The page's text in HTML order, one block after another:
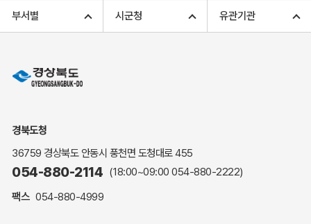
고향사랑기부 아너스 클럽
민원상담
민원안내
해명·설명자료
자주하는 질문
복지신문고
부서별 시군청 유관기관
경북도청
36759 경상북도 안동시 풍천면 도청대로 455
054-880-2114 (18:00~09:00 054-880-2222)
팩스 054-880-4999